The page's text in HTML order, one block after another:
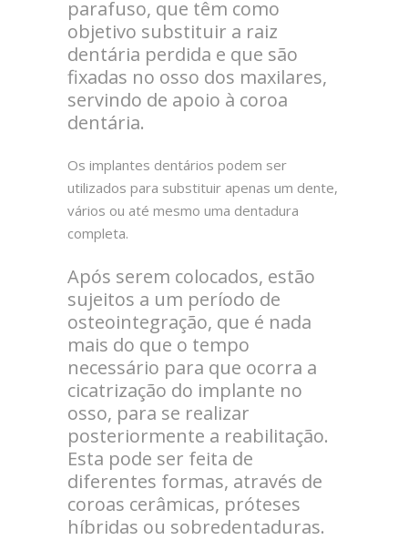
parafuso, que têm como
objetivo substituir a raiz
dentária perdida e que são
fixadas no osso dos maxilares,
servindo de apoio à coroa
dentária.
Os implantes dentários podem ser
utilizados para substituir apenas um dente,
vários ou até mesmo uma dentadura
completa.
Após serem colocados, estão
sujeitos a um período de
osteointegração, que é nada
mais do que o tempo
necessário para que ocorra a
cicatrização do implante no
osso, para se realizar
posteriormente a reabilitação.
Esta pode ser feita de
diferentes formas, através de
coroas cerâmicas, próteses
híbridas ou sobredentaduras.